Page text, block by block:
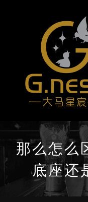
那么怎么
底座还